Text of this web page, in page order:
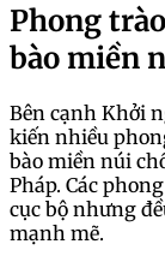
Phong
bào miền
Bên cạnh Khởi
kiến nhiều
bào miền núi
Pháp. Các
cục bộ nhưng
mạnh mẽ.